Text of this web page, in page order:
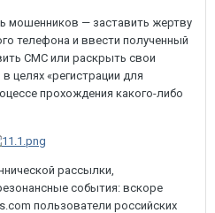
мошенников — заставить жертву
телефона и ввести полученный
СМС или раскрыть свои
целях «регистрации для
прохождения какого-либо
рассылки,
события: вскоре
пользователи российских